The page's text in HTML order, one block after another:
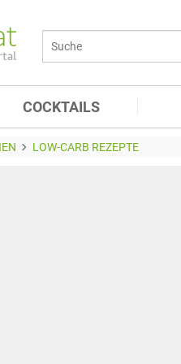
COCKTAILS
LOW-CARB REZEPTE